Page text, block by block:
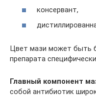
консервант,
Цвет мази может быть
препарата
Главный компонент
собой антибиотик